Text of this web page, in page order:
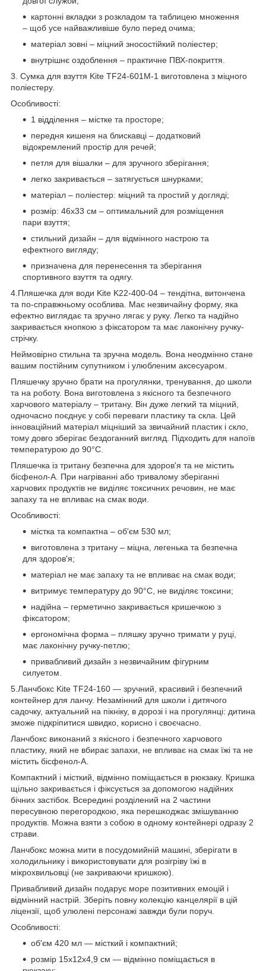
картонні вкладки з розкладом та таблицею множення
– щоб усе найважливіше було перед очима;
матеріал зовні – міцний зносостійкий поліестер;
внутрішнє оздоблення – практичне ПВХ-покриття.
3. Сумка для взуття Kite TF24-601M-1 виготовлена з міцного
поліестеру.
Особливості:
1 відділення – містке та просторе;
передня кишеня на блискавці – додатковий
відокремлений простір для речей;
петля для вішалки – для зручного зберігання;
легко закривається – затягується шнурками;
матеріал – поліестер: міцний та простий у догляді;
розмір: 46x33 см – оптимальний для розміщення
пари взуття;
стильний дизайн – для відмінного настрою та
ефектного вигляду;
призначена для перенесення та зберігання
спортивного взуття та одягу.
​4.Пляшечка для води Kite K22-400-04 – тендітна, витончена
та по-справжньому особлива. Має незвичайну форму, яка
ефектно виглядає та зручно лягає у руку. Легко та надійно
закривається кнопкою з фіксатором та має лаконічну ручку-
стрічку.
Неймовірно стильна та зручна модель. Вона неодмінно стане
вашим постійним супутником і улюбленим аксесуаром.
Пляшечку зручно брати на прогулянки, тренування, до школи
та на роботу. Вона виготовлена з якісного та безпечного
харчового матеріалу – тритану. Він дуже легкий та міцний,
одночасно поєднує у собі переваги пластику та скла. Цей
інноваційний матеріал міцніший за звичайний пластик і скло,
тому довго зберігає бездоганний вигляд. Підходить для напоїв
температурою до 90°C.
Пляшечка із тритану безпечна для здоров'я та не містить
бісфенол-А. При нагріванні або тривалому зберіганні
харчових продуктів не виділяє токсичних речовин, не має
запаху та не впливає на смак води.
Особливості:
містка та компактна – об'єм 530 мл;
виготовлена з тритану – міцна, легенька та безпечна
для здоров'я;
матеріал не має запаху та не впливає на смак води;
витримує температуру до 90°C, не виділяє токсини;
надійна – герметично закривається кришечкою з
фіксатором;
ергономічна форма – пляшку зручно тримати у руці,
має лаконічну ручку-петлю;
привабливий дизайн з незвичайним фігурним
силуетом.
5.Ланчбокс Kite TF24-160 — зручний, красивий і безпечний
контейнер для ланчу. Незамінний для школи і дитячого
садочку, актуальний на пікніку, в дорозі і на прогулянці: дитина
зможе підкріпитися швидко, корисно і своєчасно.
Ланчбокс виконаний з якісного і безпечного харчового
пластику, який не вбирає запахи, не впливає на смак їжі та не
містить бісфенол-А.
Компактний і місткий, відмінно поміщається в рюкзаку. Кришка
щільно закривається і фіксується за допомогою надійних
бічних застібок. Всередині розділений на 2 частини
пересувною перегородкою, яка перешкоджає змішуванню
продуктів. Можна взяти з собою в одному контейнері одразу 2
страви.
Ланчбокс можна мити в посудомийній машині, зберігати в
холодильнику і використовувати для розігріву їжі в
мікрохвильовці (не закриваючи кришкою).
Привабливий дизайн подарує море позитивних емоцій і
відмінний настрій. Зберіть повну колекцію канцелярії в цій
ліцензії, щоб улюлені персонажі завжди були поруч.
Особливості:
об'єм 420 мл — місткий і компактний;
розмір 15х12х4,9 см — відмінно поміщається в